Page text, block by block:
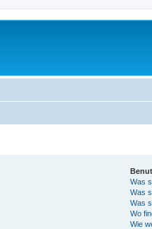
Was
Was
Was
Wo
Wie